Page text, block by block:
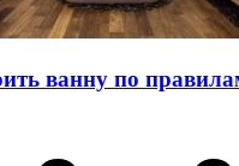
ванну по